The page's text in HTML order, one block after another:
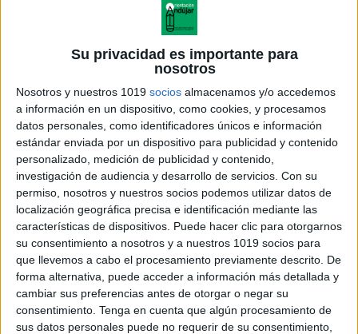
Su privacidad es importante para
nosotros
Nosotros y nuestros 1019 socios almacenamos y/o accedemos
a información en un dispositivo, como cookies, y procesamos
datos personales, como identificadores únicos e información
estándar enviada por un dispositivo para publicidad y contenido
personalizado, medición de publicidad y contenido,
investigación de audiencia y desarrollo de servicios. Con su
permiso, nosotros y nuestros socios podemos utilizar datos de
localización geográfica precisa e identificación mediante las
características de dispositivos. Puede hacer clic para otorgarnos
su consentimiento a nosotros y a nuestros 1019 socios para
que llevemos a cabo el procesamiento previamente descrito. De
forma alternativa, puede acceder a información más detallada y
cambiar sus preferencias antes de otorgar o negar su
consentimiento. Tenga en cuenta que algún procesamiento de
sus datos personales puede no requerir de su consentimiento,